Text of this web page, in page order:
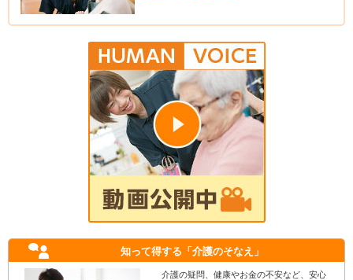
知って得する 「介護のそなえ」
介護の疑問、健康やお金の不安など、安心